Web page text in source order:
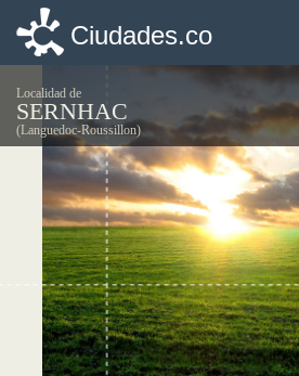
Ciudades.co
Localidad de
SERNHAC
(Languedoc-Roussillon)
Ciudades.co